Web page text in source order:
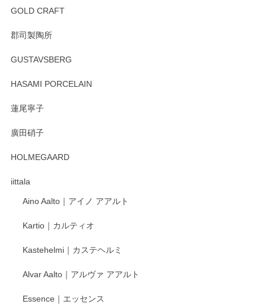
GOLD CRAFT
郡司製陶所
GUSTAVSBERG
HASAMI PORCELAIN
蓮尾寧子
廣田硝子
HOLMEGAARD
iittala
Aino Aalto｜アイノ アアルト
Kartio｜カルティオ
Kastehelmi｜カステヘルミ
Alvar Aalto｜アルヴァ アアルト
Essence｜エッセンス